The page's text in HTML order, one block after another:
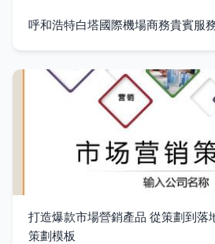
呼和浩特白塔國際機場商務貴賓服
打造爆款市場營銷產品 從策劃到落
策劃模板